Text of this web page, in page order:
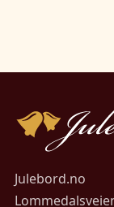
Julebord.no